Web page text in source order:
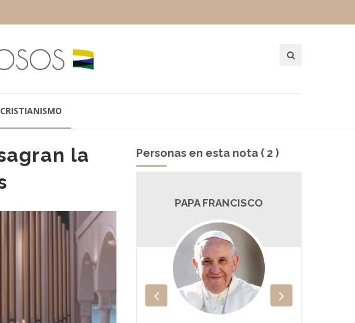
CRISTIANISMO
la
Personas en esta nota ( 2 )
PAPA FRANCISCO